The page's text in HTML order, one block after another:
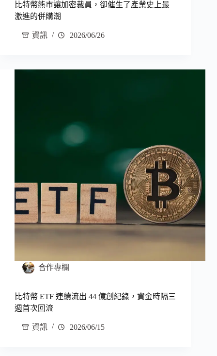
比特幣熊市讓加密裁員，卻催生了產業史上最
激進的併購潮
資訊 2026/06/26
合作專欄
比特幣 ETF 連續流出 44 億創紀錄，資金時隔三
週首次回流
資訊 2026/06/15